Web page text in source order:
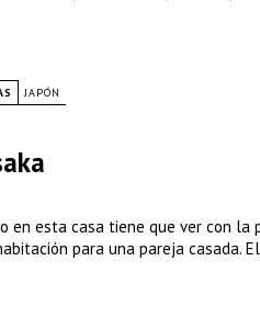
JAPÓN
en esta casa tiene que ver con la
para una pareja casada.